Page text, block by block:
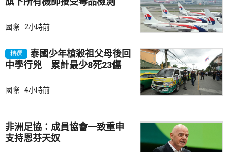
國際 2小時前
精選
泰國少年槍殺祖父母後回
中學行兇 累計最少8死23傷
國際 4小時前
非洲足協：成員協會一致重申
支持恩芬天奴